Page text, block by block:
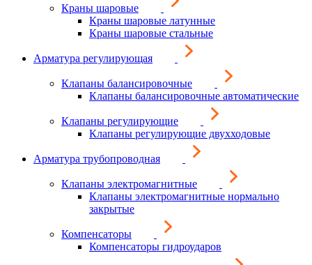
Краны шаровые
Краны шаровые латунные
Краны шаровые стальные
Арматура регулирующая
Клапаны балансировочные
Клапаны балансировочные автоматические
Клапаны регулирующие
Клапаны регулирующие двухходовые
Арматура трубопроводная
Клапаны электромагнитные
Клапаны электромагнитные нормально
закрытые
Компенсаторы
Компенсаторы гидроударов